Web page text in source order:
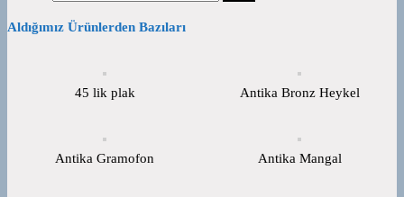
Aldığımız Ürünlerden Bazıları
45 lik plak Antika Bronz Heykel
Antika Gramofon Antika Mangal